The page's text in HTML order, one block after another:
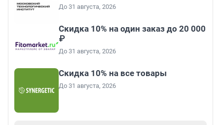
До 31 августа, 2026
Скидка 10% на один заказ до 20 000
₽
До 31 августа, 2026
Скидка 10% на все товары
До 31 августа, 2026